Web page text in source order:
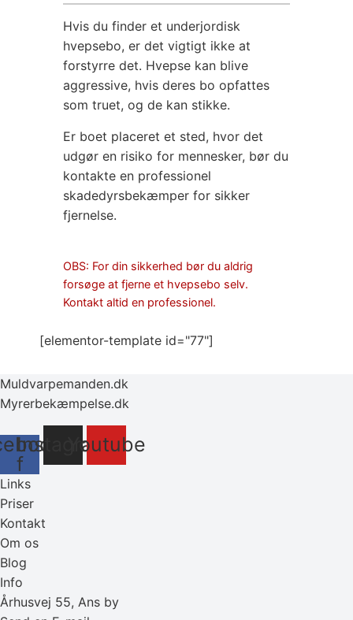
Hvis du finder et underjordisk
hvepsebo, er det vigtigt ikke at
forstyrre det. Hvepse kan blive
aggressive, hvis deres bo opfattes
som truet, og de kan stikke.
Er boet placeret et sted, hvor det
udgør en risiko for mennesker, bør du
kontakte en professionel
skadedyrsbekæmper for sikker
fjernelse.
OBS: For din sikkerhed bør du aldrig
forsøge at fjerne et hvepsebo selv.
Kontakt altid en professionel.
[elementor-template id="77"]
Muldvarpemanden.dk
Myrerbekæmpelse.dk
f
InstagramYoutube
Links
Priser
Kontakt
Om os
Blog
Info
Århusvej 55, Ans by